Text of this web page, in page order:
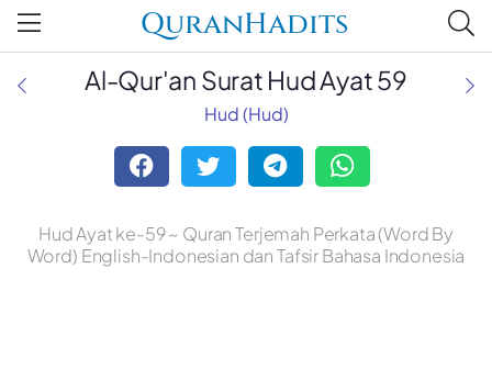
QuranHadits
Al-Qur'an Surat Hud Ayat 59
Hud (Hud)
Hud Ayat ke-59 ~ Quran Terjemah Perkata (Word By
Word) English-Indonesian dan Tafsir Bahasa Indonesia